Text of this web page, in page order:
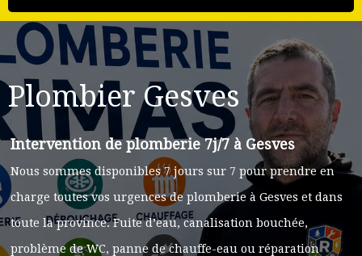
Plombier Gesves
Intervention de plomberie 7j/7 à Gesves
Nous sommes disponibles 7 jours sur 7 pour prendre en
charge toutes vos urgences de plomberie à Gesves et dans
toute la province. Fuite d’eau, canalisation bouchée,
problème de WC, panne de chauffe-eau ou réparation